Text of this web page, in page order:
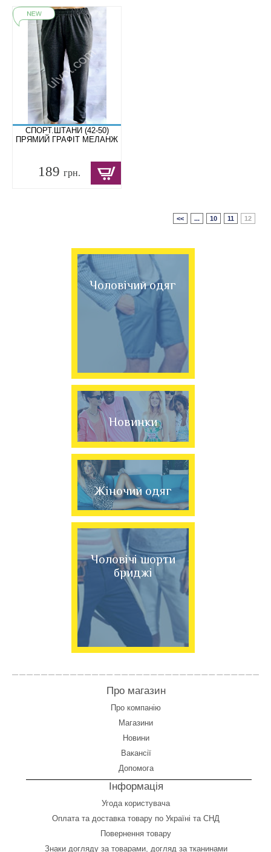
СПОРТ.ШТАНИ (42-50)
ПРЯМИЙ ГРАФІТ МЕЛАНЖ
189 грн.
<< ... 10 11 12
Чоловічий одяг
Новинки
Жіночий одяг
Чоловічі шорти
бриджі
Про магазин
Про компанію
Магазини
Новини
Вакансії
Допомога
Інформація
Угода користувача
Оплататадоставка товару по Україні та СНД
Повернення товару
Знаки догляду за товарами, догляд за тканинами